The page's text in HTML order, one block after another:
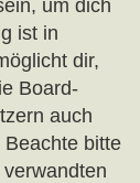
um dich
ist in
dir,
Board-
auch
bitte